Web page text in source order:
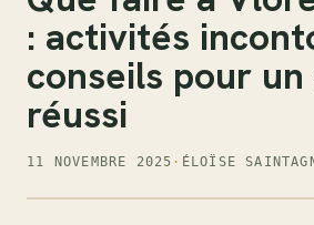
: activités
conseils pour
réussi
11 NOVEMBRE 2025 · ÉLOÏSE